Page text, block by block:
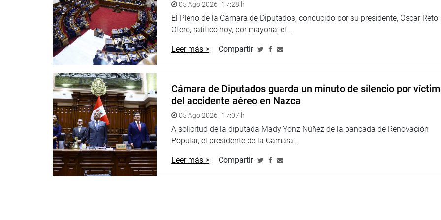
05 Ago 2026 | 17:28 h
El Pleno de la Cámara de Diputados, conducido por su presidente, Oscar Reto
Otero, ratificó hoy, por mayoría, el...
Leer más > Compartir
Cámara de Diputados guarda un minuto de silencio por
del accidente aéreo en Nazca
05 Ago 2026 | 17:07 h
A solicitud de la diputada Mady Yonz Núñez de la bancada de Renovación
Popular, el presidente de la Cámara...
Leer más > Compartir